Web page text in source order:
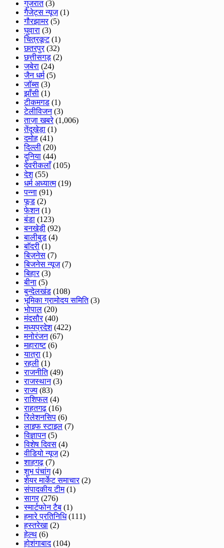
गुजरात(3)
गैजेट्स न्यूज़(1)
गौरझामर(5)
घुवारा (3)
चित्रकूट(1)
छतरपुर(32)
छत्तीसगड़ (2)
जबेरा (24)
जैन धर्म(5)
जॉब्स (3)
झाँसी (1)
टीकमगड (1)
टेलीविजन(3)
ताज़ा खबरे(1,006)
तेंदूखेड़ा (1)
दमोह (41)
दिल्ली (20)
दुनिया (44)
देवरीकलाँ(105)
देश(55)
धर्म अध्यात्म(19)
पन्ना (91)
फूड (2)
फेशन(1)
बंडा (123)
बनखेड़ी (92)
बालीबुड (4)
बाॅदरी (1)
बिज़नेस (7)
बिजनेस न्यूज़(7)
बिहार(3)
बीना (5)
बुन्देलखंड (108)
भूमिका ग्रामोदय समिति(3)
भोपाल (20)
मंदसौर(40)
मध्यप्रदेश(422)
मनोरंजन(67)
महाराष्ट(6)
यात्रा (1)
रहली (1)
राजनीति(49)
राजस्थान(3)
राज्य (83)
राशिफल (4)
राहतगढ़ (16)
रिलेशनसिप (6)
लाइफ स्टाइल (7)
विज्ञापन(5)
विशेष दिवस (4)
वीडियो न्यूज(2)
शाहगढ़ (7)
शुभ पंचांग(4)
शेयर मार्केट समाचार(2)
संपादकीय टीम(1)
सागर(276)
स्मार्टफोन टैब (1)
हमारे प्रतिनिधि(111)
हस्तरेखा (2)
हेल्थ (6)
होशंगाबाद(104)